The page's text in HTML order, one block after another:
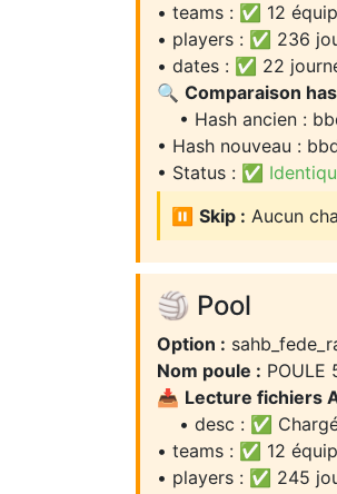
• teams : ✅ 12
• players : ✅ 236
• dates : ✅ 22
🔍 Comparaison
• Hash ancien :
• Hash nouveau :
• Status : ✅
⏸️ Skip : Aucun
🏐 Pool
Option :
Nom poule : POULE
📥 Lecture fichiers
• desc : ✅
• teams : ✅ 12
• players : ✅ 245